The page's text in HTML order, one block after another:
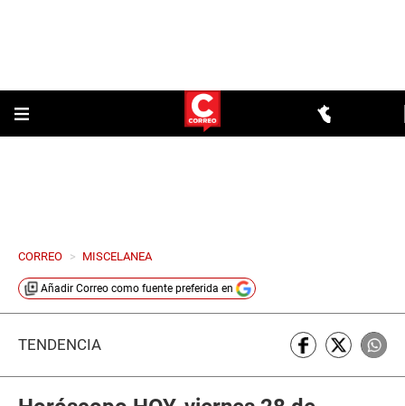
CORREO > MISCELANEA
Añadir Correo como fuente preferida en
TENDENCIA